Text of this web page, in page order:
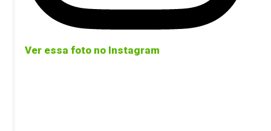
Ver essa foto no Instagram